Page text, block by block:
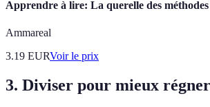
Apprendre à lire: La querelle des méthodes
Ammareal
3.19 EURVoir le prix
3. Diviser pour mieux régner